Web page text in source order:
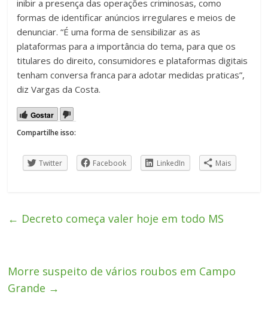
inibir a presença das operações criminosas, como
formas de identificar anúncios irregulares e meios de
denunciar. “É uma forma de sensibilizar as as
plataformas para a importância do tema, para que os
titulares do direito, consumidores e plataformas digitais
tenham conversa franca para adotar medidas praticas”,
diz Vargas da Costa.
Gostar
Compartilhe isso:
Twitter Facebook LinkedIn Mais
← Decreto começa valer hoje em todo MS
Morre suspeito de vários roubos em Campo
Grande →